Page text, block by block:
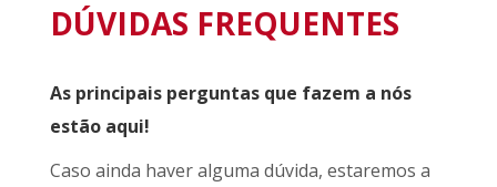
DÚVIDAS FREQUENTES
As principais perguntas que fazem a nós
estão aqui!
Caso ainda haver alguma dúvida, estaremos a